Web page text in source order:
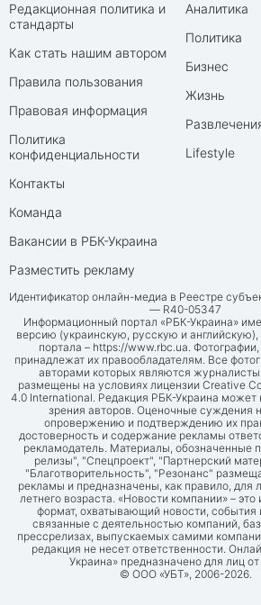
Редакционная политика и
стандарты
Как стать нашим автором
Правила пользования
Правовая информация
Политика
конфиденциальности
Контакты
Команда
Вакансии в РБК-Украина
Разместить рекламу
Аналитика
Политика
Бизнес
Жизнь
Lifestyle
Идентификатор онлайн-медиа в Реестре
— R40-05347
Информационный портал «РБК-Украина»
версию (украинскую, русскую и английскую),
портала – https://www.rbc.ua.
принадлежат их правообладателям. Все
авторами которых являются
размещены на условиях лицензии Creative
4.0 International. Редакция РБК-Украина может
зрения авторов. Оценочные суждения
опровержению и подтверждению их
достоверность и содержание рекламы
рекламодатель. Материалы, обозначенные
релизы", "Спецпроект", "Партнерский
"Благотворительность", "Резонанс"
рекламы и предназначены, как правило, для
летнего возраста. «Новости компании» –
формат, охватывающий новости, события
связанные с деятельностью компаний,
прессрелизах, выпускаемых самими
редакция не несет ответственности.
Украина» предназначено для лиц от
© ООО «УБТ», 2006-2026.